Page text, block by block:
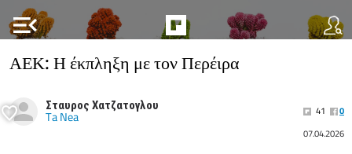
menu_open
ΑΕΚ: Η έκπληξη με τον Περέιρα
Σταυρος Χατζατογλου
Ta Nea 41
0
07.04.2026